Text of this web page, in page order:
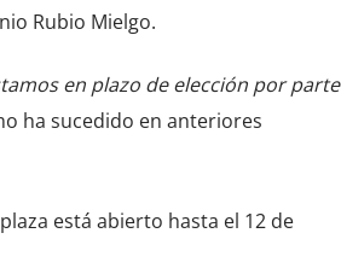
Rubio Mielgo.
en plazo de elección por parte
ha sucedido en anteriores
está abierto hasta el 12 de